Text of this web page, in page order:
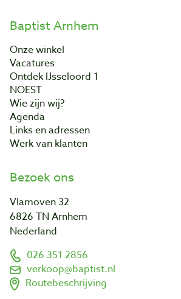
Baptist Arnhem
Onze winkel
Vacatures
Ontdek IJsseloord 1
NOEST
Wie zijn wij?
Agenda
Links en adressen
Werk van klanten
Bezoek ons
Vlamoven 32
6826 TN Arnhem
Nederland
026 351 2856
verkoop@baptist.nl
Routebeschrijving